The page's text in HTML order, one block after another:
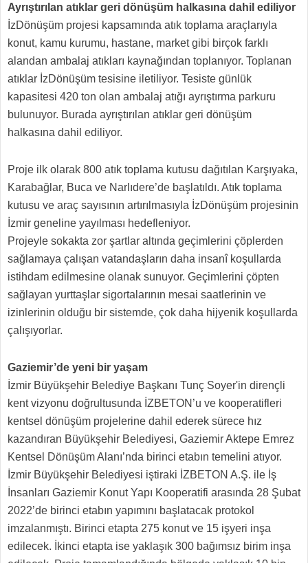
Ayrıştırılan atıklar geri dönüşüm halkasına dahil ediliyor
İzDönüşüm projesi kapsamında atık toplama araçlarıyla
konut, kamu kurumu, hastane, market gibi birçok farklı
alandan ambalaj atıkları kaynağından toplanıyor. Toplanan
atıklar İzDönüşüm tesisine iletiliyor. Tesiste günlük
kapasitesi 420 ton olan ambalaj atığı ayrıştırma parkuru
bulunuyor. Burada ayrıştırılan atıklar geri dönüşüm
halkasına dahil ediliyor.
Proje ilk olarak 800 atık toplama kutusu dağıtılan Karşıyaka,
Karabağlar, Buca ve Narlıdere’de başlatıldı. Atık toplama
kutusu ve araç sayısının artırılmasıyla İzDönüşüm projesinin
İzmir geneline yayılması hedefleniyor.
Projeyle sokakta zor şartlar altında geçimlerini çöplerden
sağlamaya çalışan vatandaşların daha insanî koşullarda
istihdam edilmesine olanak sunuyor. Geçimlerini çöpten
sağlayan yurttaşlar sigortalarının mesai saatlerinin ve
izinlerinin olduğu bir sistemde, çok daha hijyenik koşullarda
çalışıyorlar.
Gaziemir’de yeni bir yaşam
İzmir Büyükşehir Belediye Başkanı Tunç Soyer'in dirençli
kent vizyonu doğrultusunda İZBETON’u ve kooperatifleri
kentsel dönüşüm projelerine dahil ederek sürece hız
kazandıran Büyükşehir Belediyesi, Gaziemir Aktepe Emrez
Kentsel Dönüşüm Alanı’nda birinci etabın temelini atıyor.
İzmir Büyükşehir Belediyesi iştiraki İZBETON A.Ş. ile İş
İnsanları Gaziemir Konut Yapı Kooperatifi arasında 28 Şubat
2022’de birinci etabın yapımını başlatacak protokol
imzalanmıştı. Birinci etapta 275 konut ve 15 işyeri inşa
edilecek. İkinci etapta ise yaklaşık 300 bağımsız birim inşa